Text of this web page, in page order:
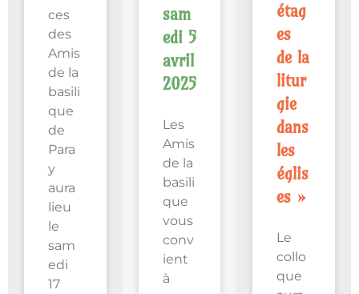
ces
des
Amis
de la
basili
que
de
Para
y
aura
lieu
le
sam
edi
17
sam
edi 5
avril
2025
Les
Amis
de la
basili
que
vous
conv
ient
à
étag
es
de la
litur
gie
dans
les
églis
es »
Le
collo
que